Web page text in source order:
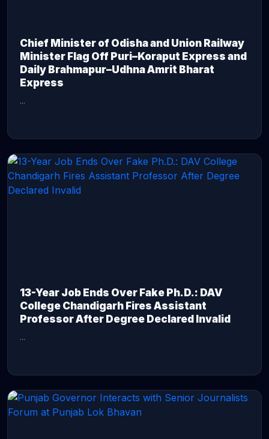
Chief Minister of Odisha and Union Railway
Minister Flag Off Puri–Koraput Express and
Daily Brahmapur–Udhna Amrit Bharat
Express
...
13-Year Job Ends Over Fake Ph.D.: DAV
College Chandigarh Fires Assistant
Professor After Degree Declared Invalid
...